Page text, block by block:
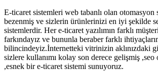
E-ticaret sistemleri web tabanlı olan otomasyon
bezenmiş ve sizlerin ürünlerinizi en iyi şekilde
sistemlerdir. Her e-ticaret yazılımın farklı
farkındayız ve bununla beraber farklı
bilincindeyiz.İnternetteki vitrinizin aklınızdaki
sizlere kullanımı kolay son derece gelişmiş ,seo
,esnek bir e-ticaret sistemi sunuyoruz.